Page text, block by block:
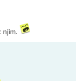
njim.